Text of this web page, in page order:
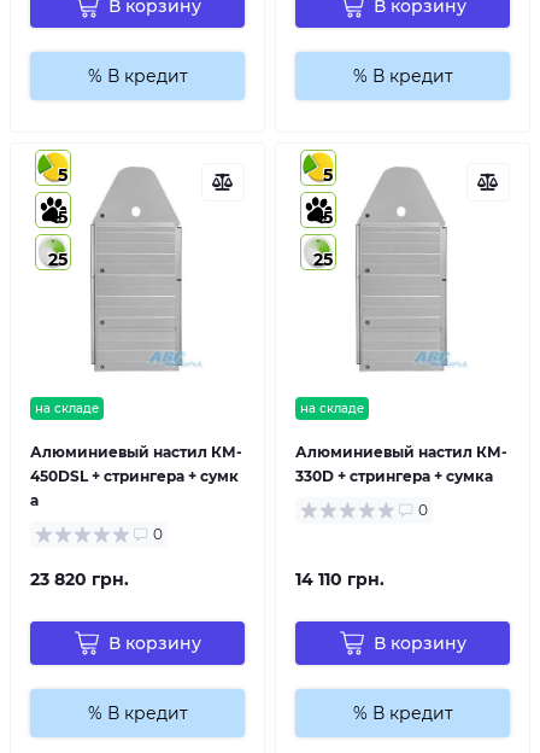
В корзину
% В кредит
В корзину
% В кредит
на складе
Алюминиевый настил КМ-
450DSL + стрингера + сумк
а
5
5
25
0
23 820 грн.
В корзину
% В кредит
на складе
Алюминиевый настил КМ-
330D + стрингера + сумка
5
5
25
0
14 110 грн.
В корзину
% В кредит